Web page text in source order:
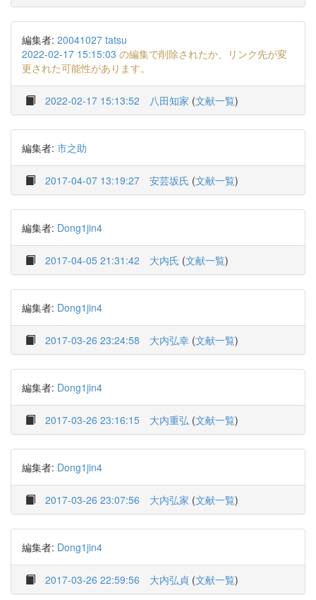
編集者: 20041027 tatsu
2022-02-17 15:15:03 の編集で削除されたか、リンク先が変
更された可能性があります。
2022-02-17 15:13:52 八田知家 (文献一覧)
編集者: 市之助
2017-04-07 13:19:27 安芸坂氏 (文献一覧)
編集者: Dong1jin4
2017-04-05 21:31:42 大内氏 (文献一覧)
編集者: Dong1jin4
2017-03-26 23:24:58 大内弘幸 (文献一覧)
編集者: Dong1jin4
2017-03-26 23:16:15 大内重弘 (文献一覧)
編集者: Dong1jin4
2017-03-26 23:07:56 大内弘家 (文献一覧)
編集者: Dong1jin4
2017-03-26 22:59:56 大内弘貞 (文献一覧)